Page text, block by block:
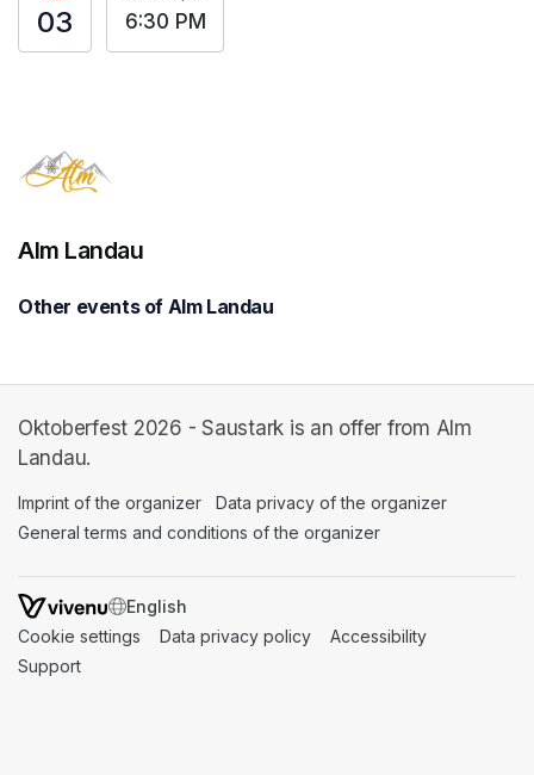
03 6:30 PM
Alm Landau
Other events of Alm Landau
Oktoberfest 2026 - Saustark is an offer from Alm
Landau.
Imprint of the organizer (opens in a new tab)
Data privacy of the organizer
General terms and conditions of the organizer
SWITCH LANGUAGE
Cookie settings (opens in a new tab)
Data privacy policy (opens in a new tab)
Accessibility
Support